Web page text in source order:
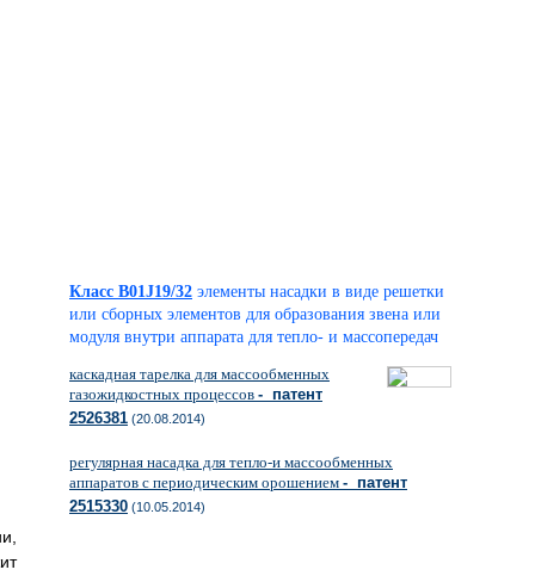
Класс B01J19/32 элементы насадки в виде решетки
или сборных элементов для образования звена или
модуля внутри аппарата для тепло- и массопередач
каскадная тарелка для массообменных
газожидкостных процессов - патент
2526381 (20.08.2014)
регулярная насадка для тепло-и массообменных
аппаратов с периодическим орошением - патент
2515330 (10.05.2014)